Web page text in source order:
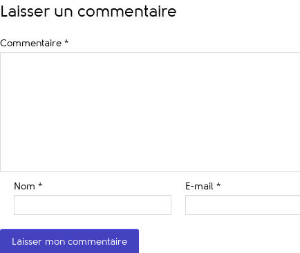
Laisser un commentaire
Commentaire *
Nom * E-mail *